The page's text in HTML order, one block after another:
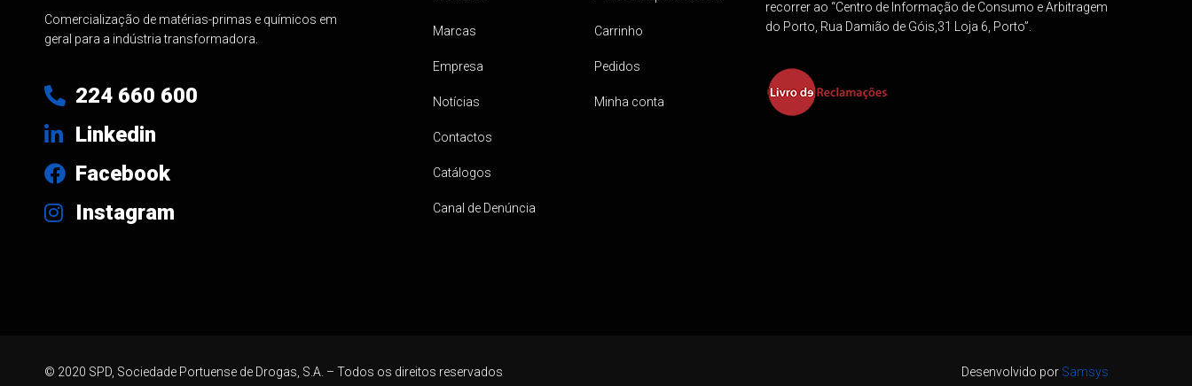
Comercialização de matérias-primas e químicos em
geral para a indústria transformadora.
224 660 600
Linkedin
Facebook
Instagram
Marcas
Empresa
Notícias
Contactos
Catálogos
Canal de Denúncia
Carrinho
Pedidos
Minha conta
recorrer ao “Centro de Informação de Consumo e Arbitragem
do Porto, Rua Damião de Góis,31 Loja 6, Porto”.
© 2020 SPD, Sociedade Portuense de Drogas, S.A. – Todos os direitos reservados Desenvolvido por Samsys